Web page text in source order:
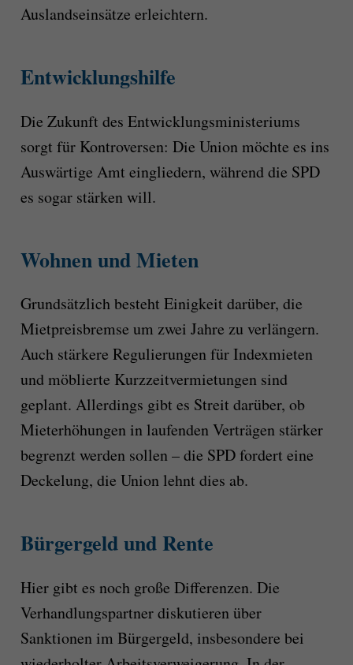
Auslandseinsätze erleichtern.
Entwicklungshilfe
Die Zukunft des Entwicklungsministeriums
sorgt für Kontroversen: Die Union möchte es ins
Auswärtige Amt eingliedern, während die SPD
es sogar stärken will.
Wohnen und Mieten
Grundsätzlich besteht Einigkeit darüber, die
Mietpreisbremse um zwei Jahre zu verlängern.
Auch stärkere Regulierungen für Indexmieten
und möblierte Kurzzeitvermietungen sind
geplant. Allerdings gibt es Streit darüber, ob
Mieterhöhungen in laufenden Verträgen stärker
begrenzt werden sollen – die SPD fordert eine
Deckelung, die Union lehnt dies ab.
Bürgergeld und Rente
Hier gibt es noch große Differenzen. Die
Verhandlungspartner diskutieren über
Sanktionen im Bürgergeld, insbesondere bei